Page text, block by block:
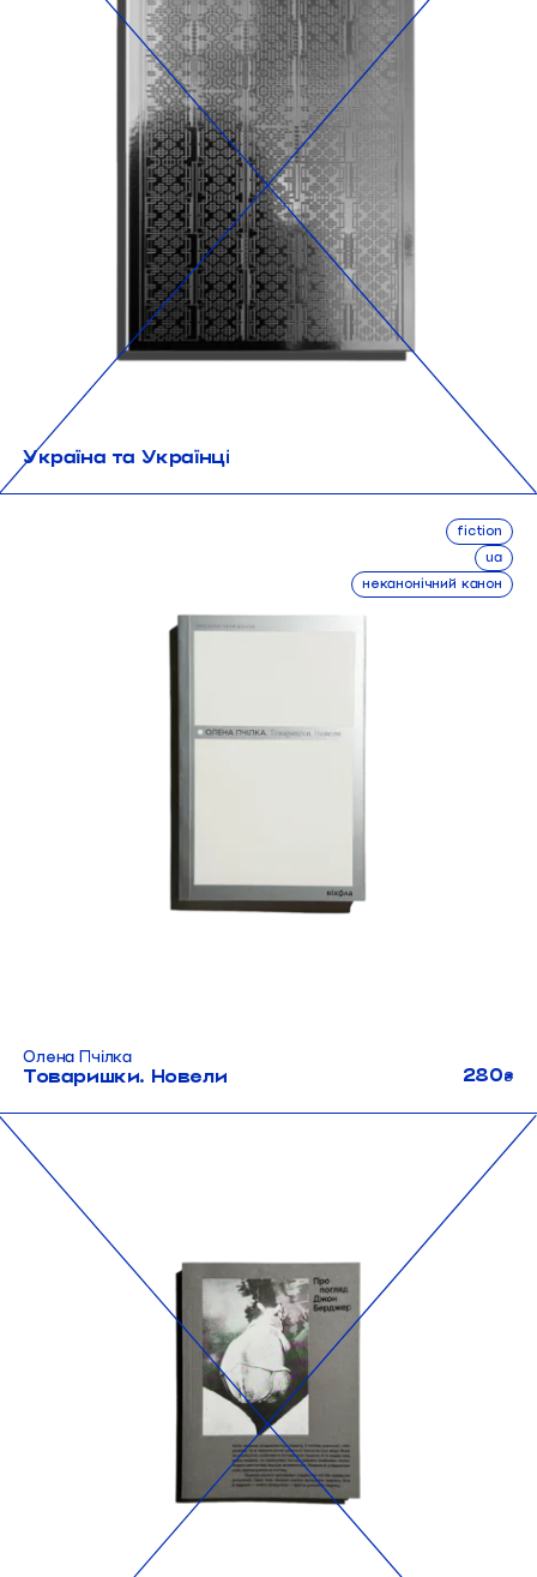
Україна та Українці
fiction
ua
неканонічний канон
Олена Пчілка
Товаришки. Новели 280₴